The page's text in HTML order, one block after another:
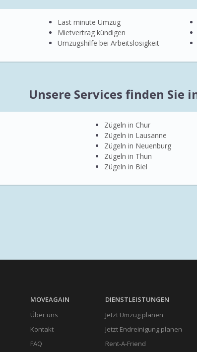
Last minute Umzug
Mietvertrag kündigen
Umzugshilfe bei Arbeitslosigkeit
Unsere Services finden Sie
Zügeln in Chur
Zügeln in Lausanne
Zügeln in Neuenburg
Zügeln in Thun
Zügeln in Biel
MOVEAGAIN
Über uns
Kontakt
FAQ
DIENSTLEISTUNGEN
Jetzt Umzug planen
Jetzt Endreinigung planen
Rent-A-Friend